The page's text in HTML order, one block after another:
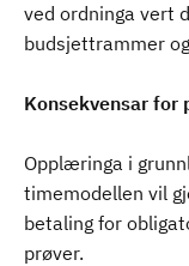
ved ordninga vert
budsjettrammer
Konsekvensar for
Opplæringa i
timemodellen vil
betaling for
prøver.